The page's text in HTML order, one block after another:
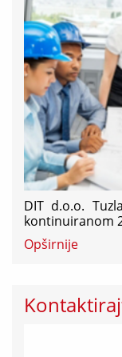
DIT d.o.o.
kontinuiranom
Opširnije